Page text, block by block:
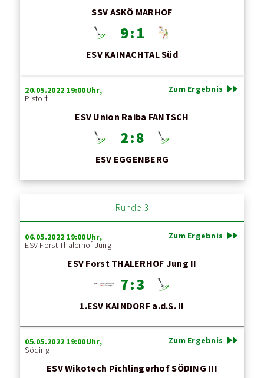
SSV ASKÖ MARHOF
9 : 1
ESV KAINACHTAL Süd
20.05.2022 19:00Uhr,
Pistorf
ESV Union Raiba FANTSCH
2 : 8
ESV EGGENBERG
Zum Ergebnis fast_forward
Runde 3
06.05.2022 19:00Uhr,
ESV Forst Thalerhof Jung
ESV Forst THALERHOF Jung II
7 : 3
1.ESV KAINDORF a.d.S. II
Zum Ergebnis fast_forward
05.05.2022 19:00Uhr,
Söding
ESV Wikotech Pichlingerhof SÖDING III
Zum Ergebnis fast_forward